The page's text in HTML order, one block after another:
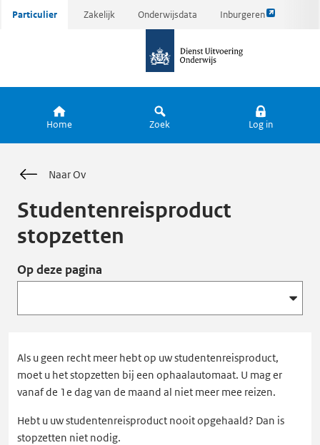
Ga
Particulier Zakelijk Onderwijsdata Inburgeren
Link
pagina
de
Home Zoek Log in
Naar Ov
Studentenreisproduct
stopzetten
Op deze pagina
Als u geen recht meer hebt op uw studentenreisproduct,
moet u het stopzetten bij een ophaalautomaat. U mag er
vanaf de 1e dag van de maand al niet meer mee reizen.
Hebt u uw studentenreisproduct nooit opgehaald? Dan is
stopzetten niet nodig.